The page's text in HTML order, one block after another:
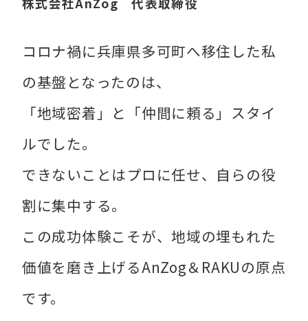
コロナ禍に兵庫県多可町へ移住した私
の基盤となったのは、
「地域密着」と「仲間に頼る」スタイ
ルでした。
できないことはプロに任せ、自らの役
割に集中する。
この成功体験こそが、地域の埋もれた
価値を磨き上げるAnZog＆RAKUの原点
です。